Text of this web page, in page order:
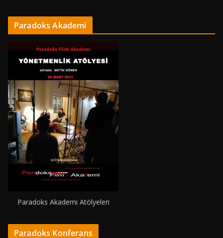
Paradoks Akademi
Paradoks Akademi Atölyeleri
Paradoks Konferans